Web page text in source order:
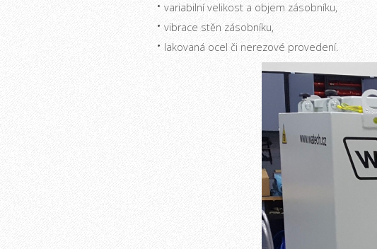
variabilní velikost a objem zásobníku,
vibrace stěn zásobníku,
lakovaná ocel či nerezové provedení.